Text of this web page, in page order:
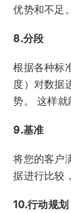
优势和不足。
8.分段
根据各种标
度）对数据
势。 这样就
9.基准
将您的客户
据进行比较
10.行动规划